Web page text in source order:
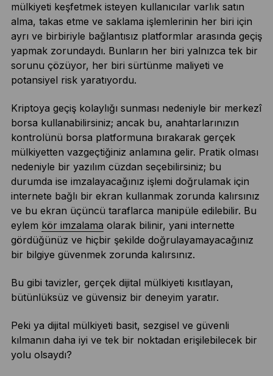
mülkiyeti keşfetmek isteyen kullanıcılar varlık satın
alma, takas etme ve saklama işlemlerinin her biri için
ayrı ve birbiriyle bağlantısız platformlar arasında geçiş
yapmak zorundaydı. Bunların her biri yalnızca tek bir
sorunu çözüyor, her biri sürtünme maliyeti ve
potansiyel risk yaratıyordu.
Kriptoya geçiş kolaylığı sunması nedeniyle bir merkezî
borsa kullanabilirsiniz; ancak bu, anahtarlarınızın
kontrolünü borsa platformuna bırakarak gerçek
mülkiyetten vazgeçtiğiniz anlamına gelir. Pratik olması
nedeniyle bir yazılım cüzdan seçebilirsiniz; bu
durumda ise imzalayacağınız işlemi doğrulamak için
internete bağlı bir ekran kullanmak zorunda kalırsınız
ve bu ekran üçüncü taraflarca manipüle edilebilir. Bu
eylem kör imzalama olarak bilinir, yani internette
gördüğünüz ve hiçbir şekilde doğrulayamayacağınız
bir bilgiye güvenmek zorunda kalırsınız.
Bu gibi tavizler, gerçek dijital mülkiyeti kısıtlayan,
bütünlüksüz ve güvensiz bir deneyim yaratır.
Peki ya dijital mülkiyeti basit, sezgisel ve güvenli
kılmanın daha iyi ve tek bir noktadan erişilebilecek bir
yolu olsaydı?